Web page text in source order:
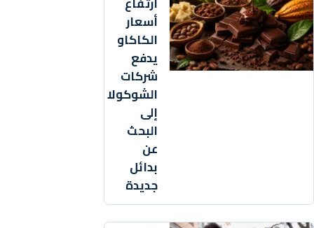
أسعار
الكاكاو
يدفع
شركات
الشوكولا
إلى
البحث
عن
بدائل
جديدة